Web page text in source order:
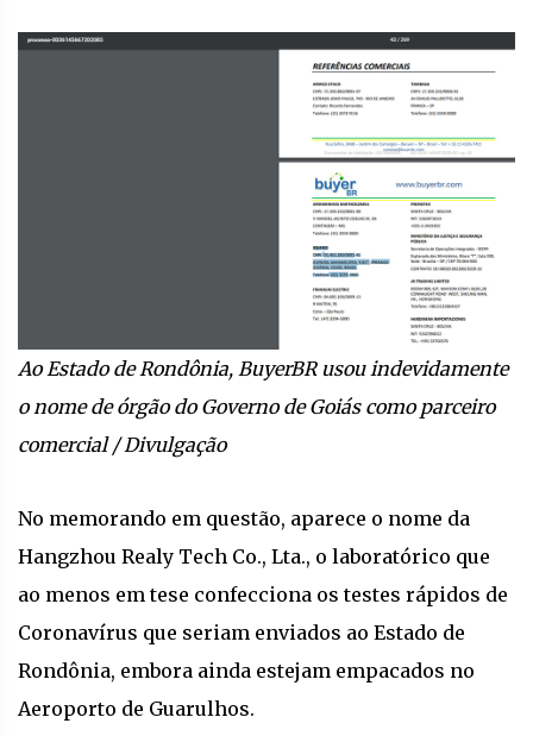
Ao Estado de Rondônia, BuyerBR usou indevidamente
o nome de órgão do Governo de Goiás como parceiro
comercial / Divulgação
No memorando em questão, aparece o nome da
Hangzhou Realy Tech Co., Lta., o laboratórico que
ao menos em tese confecciona os testes rápidos de
Coronavírus que seriam enviados ao Estado de
Rondônia, embora ainda estejam empacados no
Aeroporto de Guarulhos.